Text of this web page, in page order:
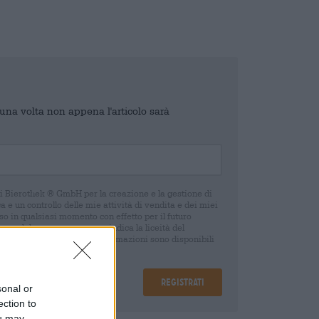
or
to
volta non appena l'articolo sarà
® GmbH per la creazione e la gestione di
e un controllo delle mie attività di vendita e dei miei
in qualsiasi momento con effetto per il futuro
del consenso non pregiudica la liceità del
della revoca. Ulteriori informazioni sono disponibili
Registrati